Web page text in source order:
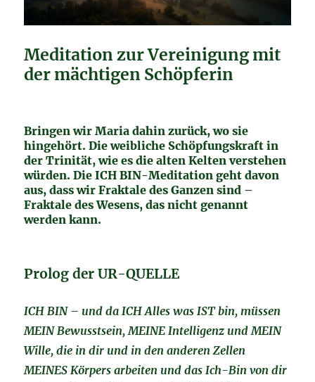
Meditation zur Vereinigung mit
der mächtigen Schöpferin
Bringen wir Maria dahin zurück, wo sie
hingehört. Die weibliche Schöpfungskraft in
der Trinität, wie es die alten Kelten verstehen
würden. Die ICH BIN-Meditation geht davon
aus, dass wir Fraktale des Ganzen sind –
Fraktale des Wesens, das nicht genannt
werden kann.
Prolog der UR-QUELLE
ICH BIN – und da ICH Alles was IST bin, müssen
MEIN Bewusstsein, MEINE Intelligenz und MEIN
Wille, die in dir und in den anderen Zellen
MEINES Körpers arbeiten und das Ich-Bin von dir